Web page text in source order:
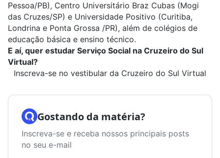
Pessoa/PB), Centro Universitário Braz Cubas (Mogi
das Cruzes/SP) e Universidade Positivo (Curitiba,
Londrina e Ponta Grossa /PR), além de colégios de
educação básica e ensino técnico.
E aí, quer estudar Serviço Social na Cruzeiro do Sul
Virtual?
Inscreva-se no vestibular da Cruzeiro do Sul Virtual
Gostando da matéria?
Inscreva-se e receba nossos principais posts
no seu e-mail